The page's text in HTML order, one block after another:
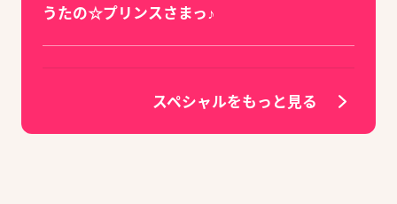
うたの☆プリンスさまっ♪
スペシャルをもっと見る